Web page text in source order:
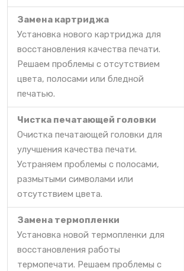
Замена картриджа
Установка нового картриджа для
восстановления качества печати.
Решаем проблемы с отсутствием
цвета, полосами или бледной
печатью.
Чистка печатающей головки
Очистка печатающей головки для
улучшения качества печати.
Устраняем проблемы с полосами,
размытыми символами или
отсутствием цвета.
Замена термопленки
Установка новой термопленки для
восстановления работы
термопечати. Решаем проблемы с